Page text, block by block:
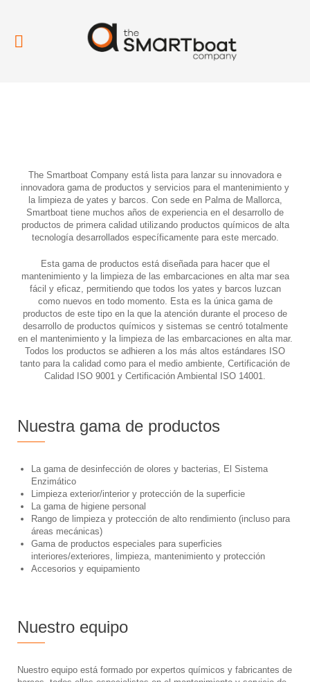
The Smartboat Company está lista para lanzar su innovadora e
innovadora gama de productos y servicios para el mantenimiento y
la limpieza de yates y barcos. Con sede en Palma de Mallorca,
Smartboat tiene muchos años de experiencia en el desarrollo de
productos de primera calidad utilizando productos químicos de alta
tecnología desarrollados específicamente para este mercado.
Esta gama de productos está diseñada para hacer que el
mantenimiento y la limpieza de las embarcaciones en alta mar sea
fácil y eficaz, permitiendo que todos los yates y barcos luzcan
como nuevos en todo momento. Esta es la única gama de
productos de este tipo en la que la atención durante el proceso de
desarrollo de productos químicos y sistemas se centró totalmente
en el mantenimiento y la limpieza de las embarcaciones en alta mar.
Todos los productos se adhieren a los más altos estándares ISO
tanto para la calidad como para el medio ambiente, Certificación de
Calidad ISO 9001 y Certificación Ambiental ISO 14001.
Nuestra gama de productos
La gama de desinfección de olores y bacterias, El Sistema
Enzimático
Limpieza exterior/interior y protección de la superficie
La gama de higiene personal
Rango de limpieza y protección de alto rendimiento (incluso para
áreas mecánicas)
Gama de productos especiales para superficies
interiores/exteriores, limpieza, mantenimiento y protección
Accesorios y equipamiento
Nuestro equipo
Nuestro equipo está formado por expertos químicos y fabricantes de